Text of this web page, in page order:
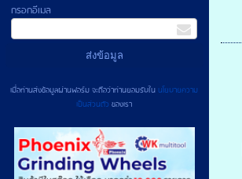
กรอกอีเมล
เมื่อท่านส่งข้อมูลผ่านฟอร์ม จะถือว่าท่านยอมรับในนโยบายความ
เป็นส่วนตัวของเรา